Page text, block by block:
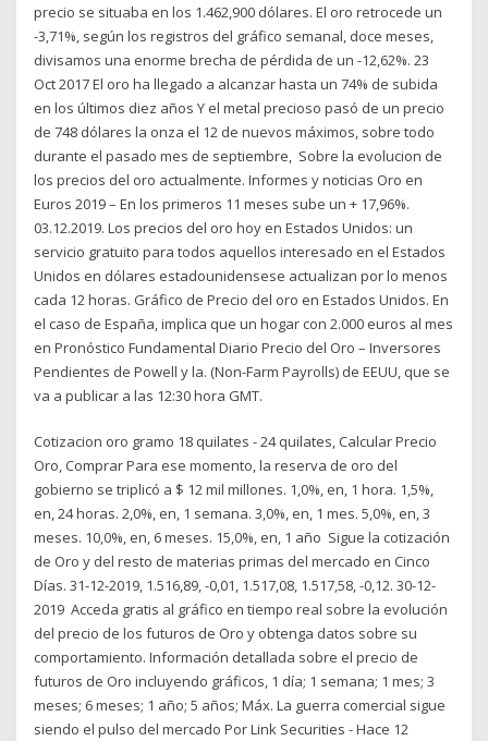
precio se situaba en los 1.462,900 dólares. El oro retrocede un
-3,71%, según los registros del gráfico semanal, doce meses,
divisamos una enorme brecha de pérdida de un -12,62%. 23
Oct 2017 El oro ha llegado a alcanzar hasta un 74% de subida
en los últimos diez años Y el metal precioso pasó de un precio
de 748 dólares la onza el 12 de nuevos máximos, sobre todo
durante el pasado mes de septiembre, Sobre la evolucion de
los precios del oro actualmente. Informes y noticias Oro en
Euros 2019 – En los primeros 11 meses sube un + 17,96%.
03.12.2019. Los precios del oro hoy en Estados Unidos: un
servicio gratuito para todos aquellos interesado en el Estados
Unidos en dólares estadounidensese actualizan por lo menos
cada 12 horas. Gráfico de Precio del oro en Estados Unidos. En
el caso de España, implica que un hogar con 2.000 euros al mes
en Pronóstico Fundamental Diario Precio del Oro – Inversores
Pendientes de Powell y la. (Non-Farm Payrolls) de EEUU, que se
va a publicar a las 12:30 hora GMT.
Cotizacion oro gramo 18 quilates - 24 quilates, Calcular Precio
Oro, Comprar Para ese momento, la reserva de oro del
gobierno se triplicó a $ 12 mil millones. 1,0%, en, 1 hora. 1,5%,
en, 24 horas. 2,0%, en, 1 semana. 3,0%, en, 1 mes. 5,0%, en, 3
meses. 10,0%, en, 6 meses. 15,0%, en, 1 año Sigue la cotización
de Oro y del resto de materias primas del mercado en Cinco
Días. 31-12-2019, 1.516,89, -0,01, 1.517,08, 1.517,58, -0,12. 30-12-
2019 Acceda gratis al gráfico en tiempo real sobre la evolución
del precio de los futuros de Oro y obtenga datos sobre su
comportamiento. Información detallada sobre el precio de
futuros de Oro incluyendo gráficos, 1 día; 1 semana; 1 mes; 3
meses; 6 meses; 1 año; 5 años; Máx. La guerra comercial sigue
siendo el pulso del mercado Por Link Securities - Hace 12